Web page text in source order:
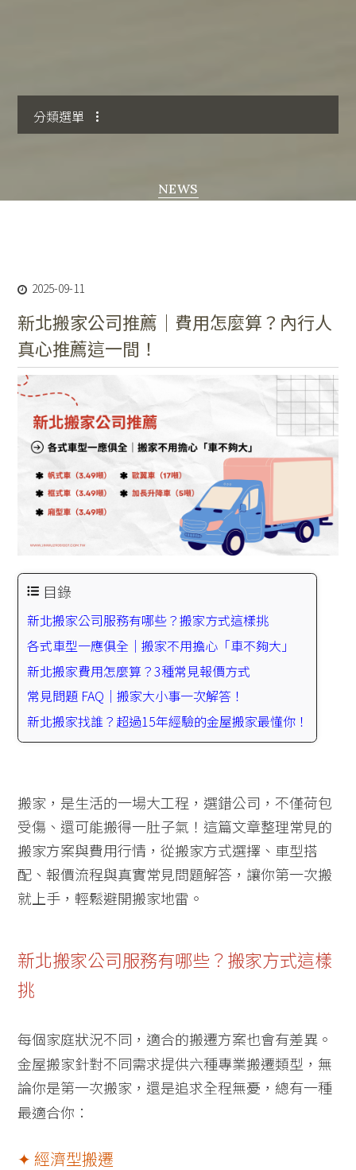
分類選單
NEWS
2025-09-11
新北搬家公司推薦｜費用怎麼算？內行人
真心推薦這一間！
目錄
新北搬家公司服務有哪些？搬家方式這樣挑
各式車型一應俱全｜搬家不用擔心「車不夠大」
新北搬家費用怎麼算？3種常見報價方式
常見問題 FAQ｜搬家大小事一次解答！
新北搬家找誰？超過15年經驗的金屋搬家最懂你！
搬家，是生活的一場大工程，選錯公司，不僅荷包
受傷、還可能搬得一肚子氣！這篇文章整理常見的
搬家方案與費用行情，從搬家方式選擇、車型搭
配、報價流程與真實常見問題解答，讓你第一次搬
就上手，輕鬆避開搬家地雷。
新北搬家公司服務有哪些？搬家方式這樣
挑
每個家庭狀況不同，適合的搬遷方案也會有差異。
金屋搬家針對不同需求提供六種專業搬遷類型，無
論你是第一次搬家，還是追求全程無憂，總有一種
最適合你：
✦ 經濟型搬遷